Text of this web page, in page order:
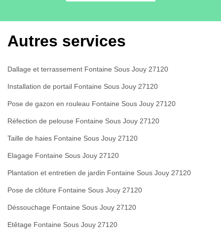
Autres services
Dallage et terrassement Fontaine Sous Jouy 27120
Installation de portail Fontaine Sous Jouy 27120
Pose de gazon en rouleau Fontaine Sous Jouy 27120
Réfection de pelouse Fontaine Sous Jouy 27120
Taille de haies Fontaine Sous Jouy 27120
Elagage Fontaine Sous Jouy 27120
Plantation et entretien de jardin Fontaine Sous Jouy 27120
Pose de clôture Fontaine Sous Jouy 27120
Déssouchage Fontaine Sous Jouy 27120
Etêtage Fontaine Sous Jouy 27120